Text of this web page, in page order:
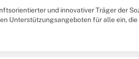
und innovativer Träger der
Unterstützungsangeboten für alle ein,